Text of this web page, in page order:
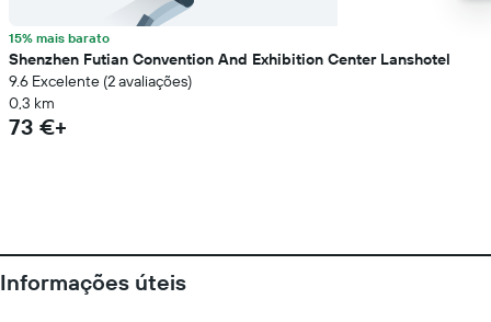
15% mais barato
Shenzhen Futian Convention And Exhibition Center Lanshotel
9.6 Excelente (2 avaliações)
0,3 km
73 €+
Informações úteis